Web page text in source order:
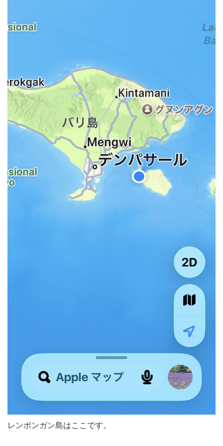
レンボンガン島はここです。